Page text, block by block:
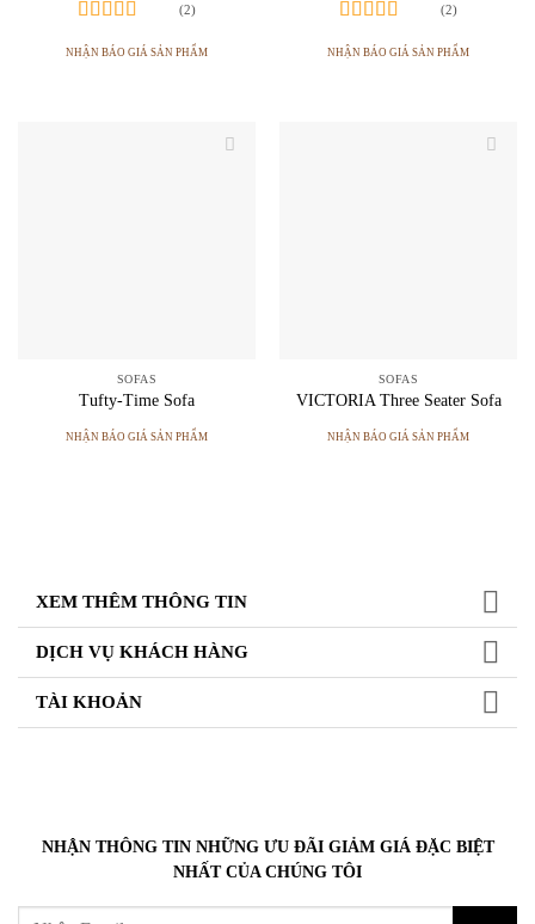
hạng5.005
(2)
NHẬN BÁO GIÁ SẢN PHẨM
hạng4.50
(2)
NHẬN BÁO GIÁ SẢN PHẨM
SOFAS
Tufty-Time Sofa
NHẬN BÁO GIÁ SẢN PHẨM
SOFAS
VICTORIA Three Seater Sofa
NHẬN BÁO GIÁ SẢN PHẨM
XEM THÊM THÔNG TIN
DỊCH VỤ KHÁCH HÀNG
TÀI KHOẢN
NHẬN THÔNG TIN NHỮNG ƯU ĐÃI GIẢM GIÁ ĐẶC BIỆT
NHẤT CỦA CHÚNG TÔI